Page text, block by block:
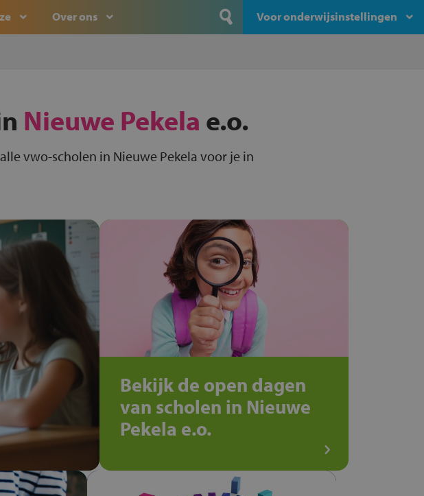
Over ons Voor onderwijsinstellingen
Nieuwe Pekela e.o.
vwo-scholen in Nieuwe Pekela voor je in
Bekijk de open dagen
van scholen in Nieuwe
Pekela e.o.